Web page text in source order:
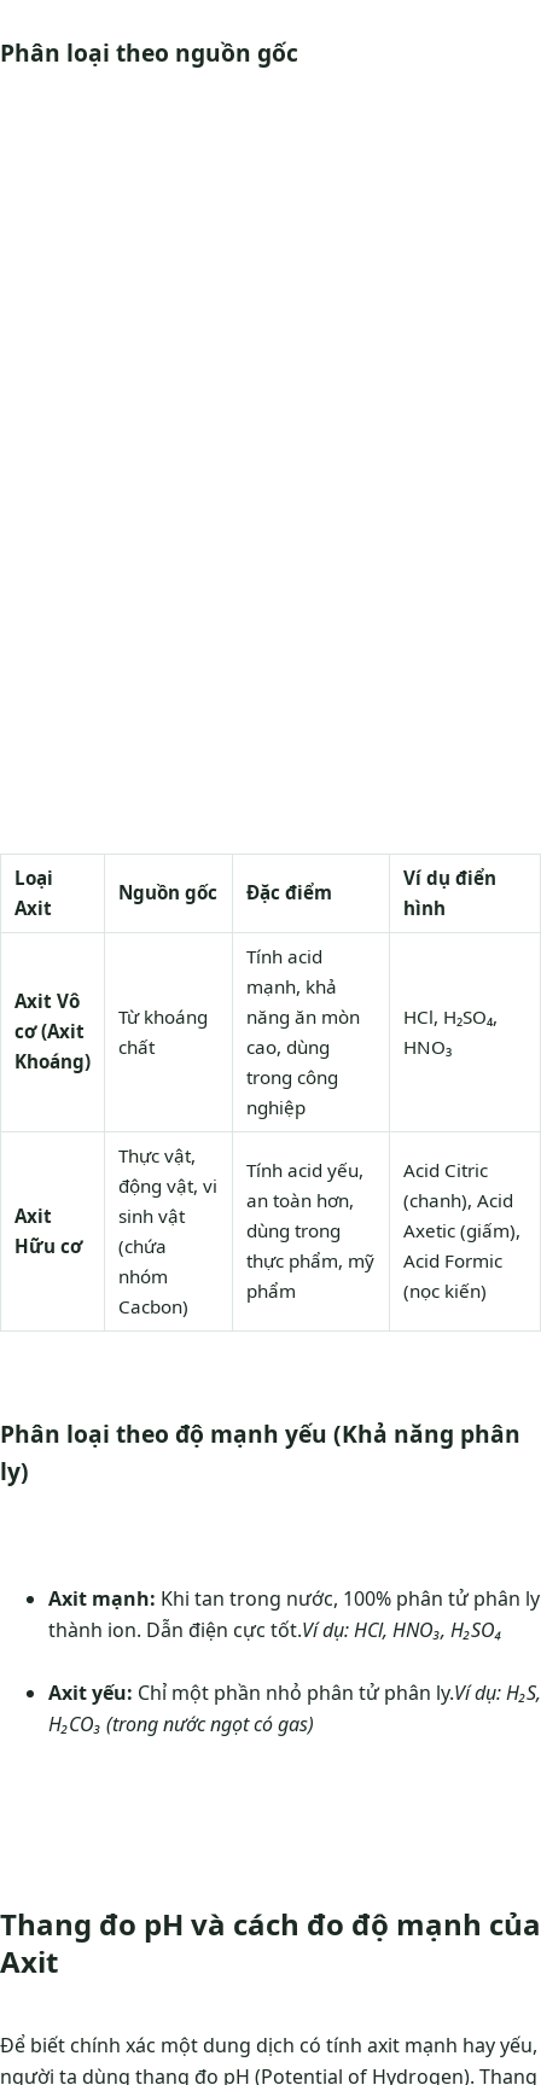
Phân loại theo nguồn gốc
Loại
Axit
Nguồn gốc Đặc điểm
Ví dụ điển
hình
Axit Vô
cơ (Axit
Khoáng)
Từ khoáng
chất
Tính acid
mạnh, khả
năng ăn mòn
cao, dùng
trong công
nghiệp
HCl, H₂SO₄,
HNO₃
Axit
Hữu cơ
Thực vật,
động vật, vi
sinh vật
(chứa
nhóm
Cacbon)
Tính acid yếu,
an toàn hơn,
dùng trong
thực phẩm, mỹ
phẩm
Acid Citric
(chanh), Acid
Axetic (giấm),
Acid Formic
(nọc kiến)
Phân loại theo độ mạnh yếu (Khả năng phân
ly)
Axit mạnh: Khi tan trong nước, 100% phân tử phân ly
thành ion. Dẫn điện cực tốt.Ví dụ: HCl, HNO₃, H₂SO₄
Axit yếu: Chỉ một phần nhỏ phân tử phân ly.Ví dụ: H₂S,
H₂CO₃ (trong nước ngọt có gas)
Thang đo pH và cách đo độ mạnh của
Axit
Để biết chính xác một dung dịch có tính axit mạnh hay yếu,
người ta dùng thang đo pH (Potential of Hydrogen). Thang